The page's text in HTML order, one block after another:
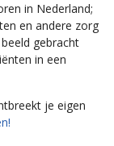
in Nederland;
en andere zorg
gebracht
in een
je eigen